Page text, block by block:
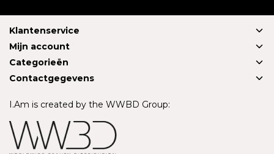
Klantenservice
Mijn account
Categorieën
Contactgegevens
I.Am is created by the WWBD Group: